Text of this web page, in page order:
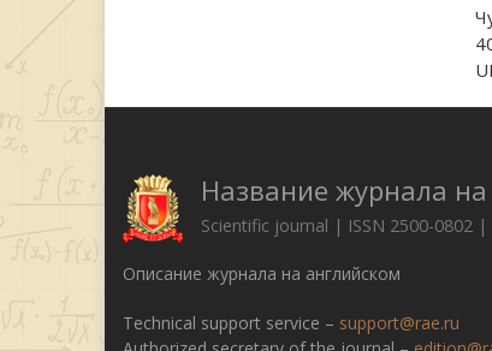
Название журнала
Scientific journal | ISSN 2500-0802 |
Описание журнала на английском
Technical support service – support@rae.ru